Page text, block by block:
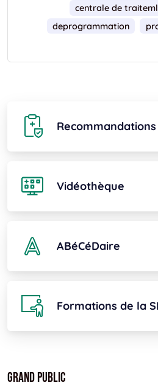
centrale de
deprogrammation
Recommandations
Vidéothèque
ABéCéDaire
Formations de la
Grand public